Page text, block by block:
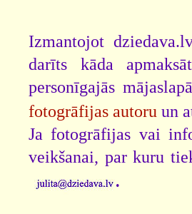
Izmantojot
darīts kāda
personīgajās
fotogrāfijas autoru un
Ja fotogrāfijas vai
veikšanai, par kuru
.